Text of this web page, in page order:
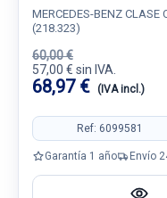
MERCEDES-BENZ CLASE
(218.323)
60,00 €
57,00 € sin IVA.
68,97 € (IVA incl.)
Ref: 6099581
Garantía 1 año Envío